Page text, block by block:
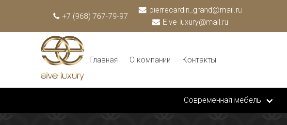
+7 (968) 767-79-97
pierrecardin_grand@mail.ru
Elve-luxury@mail.ru
Главная О компании Контакты
Современная мебель